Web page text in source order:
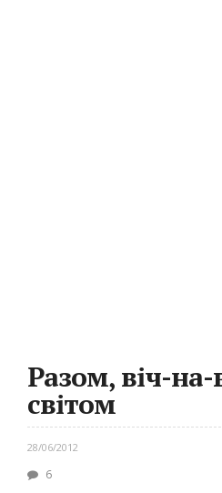
Разом, віч-на-
світом
28/06/2012
6